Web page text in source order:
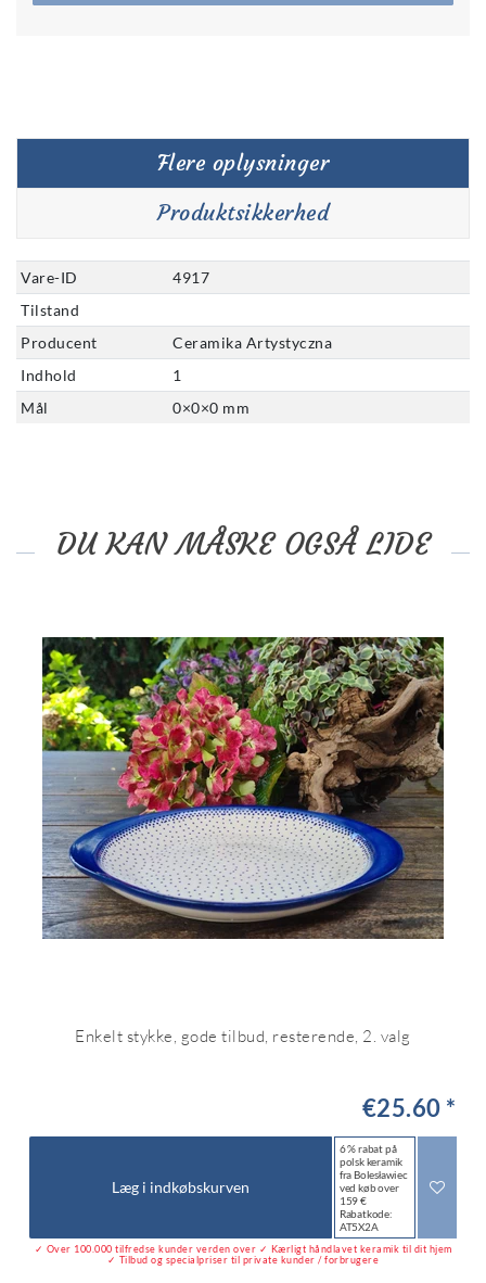
Flere oplysninger
Produktsikkerhed
Vare-ID
4917
Tilstand
Producent
Ceramika Artystyczna
Indhold
1
Mål
0×0×0 mm
DU KAN MÅSKE OGSÅ LIDE
Enkelt stykke, gode tilbud, resterende, 2. valg
€25.60 *
Læg i indkøbskurven
6 % rabat på
polsk keramik
fra Bolesławiec
ved køb over
159 €
Rabatkode:
AT5X2A
✓ Over 100.000 tilfredse kunder verden over ✓ Kærligt håndlavet keramik til dit hjem
✓ Tilbud og specialpriser til private kunder / forbrugere